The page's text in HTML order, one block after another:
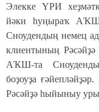
Элекке ҮРИ
йәки һуңыраҡ
Сноудендың немец
клиентының
АҠШ-та
боҙоуҙа
Рәсәйҙә һыйыныу